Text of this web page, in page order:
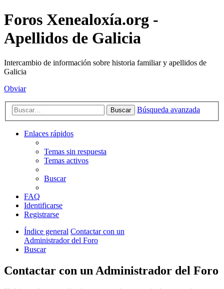
Foros Xenealoxía.org -
Apellidos de Galicia
Intercambio de información sobre historia familiar y apellidos de
Galicia
Obviar
Buscar Búsqueda avanzada
Enlaces rápidos
Temas sin respuesta
Temas activos
Buscar
FAQ
Identificarse
Registrarse
Índice general Contactar con un
Administrador del Foro
Buscar
Contactar con un Administrador del Foro